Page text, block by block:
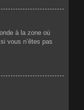
à la zone où
vous n’êtes pas